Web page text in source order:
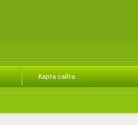
Карта сайта